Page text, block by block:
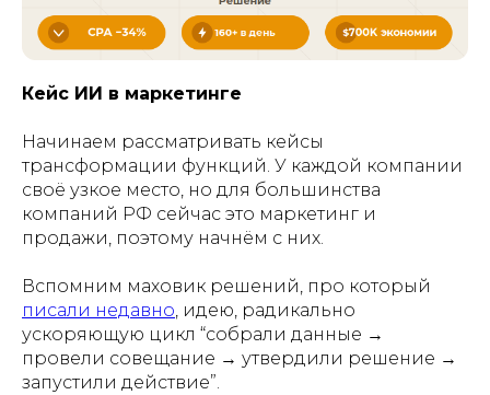
Кейс ИИ в маркетинге
Начинаем рассматривать кейсы
трансформации функций. У каждой компании
своё узкое место, но для большинства
компаний РФ сейчас это маркетинг и
продажи, поэтому начнём с них.
Вспомним маховик решений, про который
писали недавно, идею, радикально
ускоряющую цикл “собрали данные →
провели совещание → утвердили решение →
запустили действие”.